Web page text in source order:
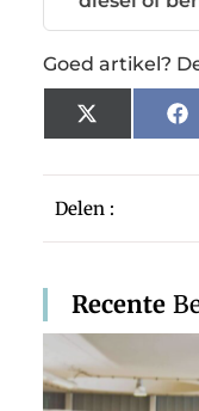
Delen :
Recente
Goed artikel?
X
(Twitter)